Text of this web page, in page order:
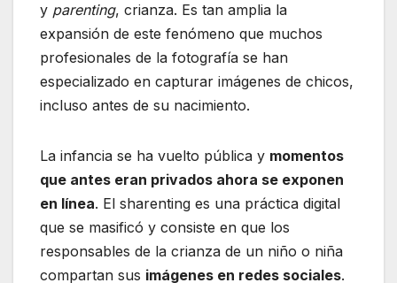
y parenting, crianza. Es tan amplia la
expansión de este fenómeno que muchos
profesionales de la fotografía se han
especializado en capturar imágenes de chicos,
incluso antes de su nacimiento.
La infancia se ha vuelto pública y momentos
que antes eran privados ahora se exponen
en línea. El sharenting es una práctica digital
que se masificó y consiste en que los
responsables de la crianza de un niño o niña
compartan sus imágenes en redes sociales.